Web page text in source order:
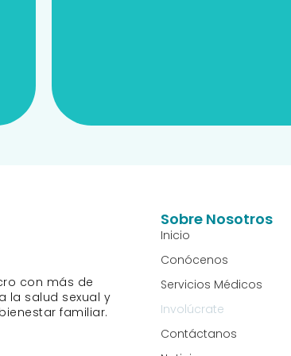
con más de
la salud sexual y
familiar.
Sobre Nosotros
Inicio
Conócenos
Servicios Médicos
Involúcrate
Contáctanos